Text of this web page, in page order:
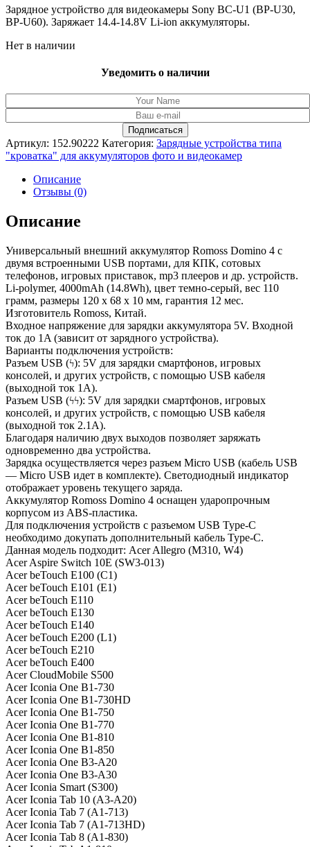
составляла
10,219.00₽.
9,290.00₽.
Зарядное устройство для видеокамеры Sony BC-U1 (BP-U30,
BP-U60). Заряжает 14.4-14.8V Li-ion аккумуляторы.
Нет в наличии
Уведомить о наличии
Артикул: 152.90222 Категория: Зарядные устройства типа
"кроватка" для аккумуляторов фото и видеокамер
Описание
Отзывы (0)
Описание
Универсальный внешний аккумулятор Romoss Domino 4 с
двумя встроенными USB портами, для КПК, сотовых
телефонов, игровых приставок, mp3 плееров и др. устройств.
Li-polymer, 4000mAh (14.8Wh), цвет темно-серый, вес 110
грамм, размеры 120 x 68 x 10 мм, гарантия 12 мес.
Изготовитель Romoss, Китай.
Входное напряжение для зарядки аккумулятора 5V. Входной
ток до 1A (зависит от зарядного устройства).
Варианты подключения устройств:
Разъем USB (ϟ): 5V для зарядки смартфонов, игровых
консолей, и других устройств, с помощью USB кабеля
(выходной ток 1A).
Разъем USB (ϟϟ): 5V для зарядки смартфонов, игровых
консолей, и других устройств, с помощью USB кабеля
(выходной ток 2.1A).
Благодаря наличию двух выходов позволяет заряжать
одновременно два устройства.
Зарядка осуществляется через разъем Micro USB (кабель USB
— Micro USB идет в комплекте). Светодиодный индикатор
отображает уровень текущего заряда.
Аккумулятор Romoss Domino 4 оснащен ударопрочным
корпусом из ABS-пластика.
Для подключения устройств с разъемом USB Type-C
необходимо докупать дополнительный кабель Type-C.
Данная модель подходит: Acer Allegro (M310, W4)
Acer Aspire Switch 10E (SW3-013)
Acer beTouch E100 (C1)
Acer beTouch E101 (E1)
Acer beTouch E110
Acer beTouch E130
Acer beTouch E140
Acer beTouch E200 (L1)
Acer beTouch E210
Acer beTouch E400
Acer CloudMobile S500
Acer Iconia One B1-730
Acer Iconia One B1-730HD
Acer Iconia One B1-750
Acer Iconia One B1-770
Acer Iconia One B1-810
Acer Iconia One B1-850
Acer Iconia One B3-A20
Acer Iconia One B3-A30
Acer Iconia Smart (S300)
Acer Iconia Tab 10 (A3-A20)
Acer Iconia Tab 7 (A1-713)
Acer Iconia Tab 7 (A1-713HD)
Acer Iconia Tab 8 (A1-830)